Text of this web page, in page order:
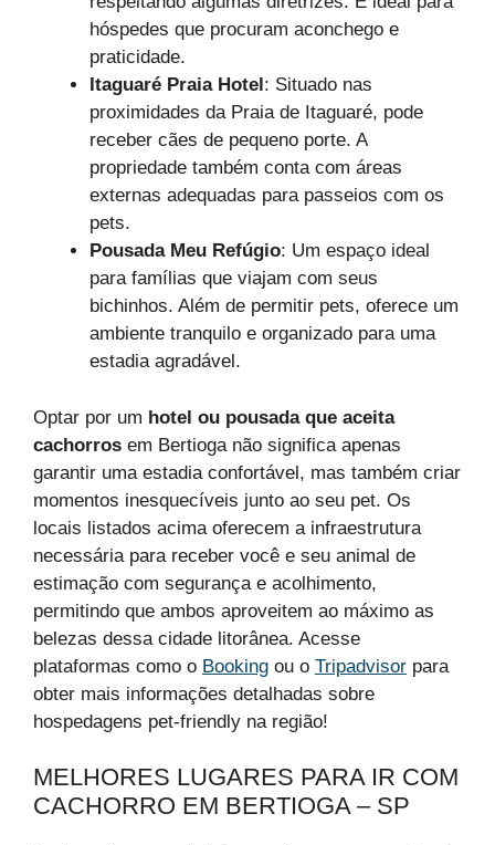
hóspedes que procuram aconchego e
praticidade.
Itaguaré Praia Hotel: Situado nas
proximidades da Praia de Itaguaré, pode
receber cães de pequeno porte. A
propriedade também conta com áreas
externas adequadas para passeios com os
pets.
Pousada Meu Refúgio: Um espaço ideal
para famílias que viajam com seus
bichinhos. Além de permitir pets, oferece um
ambiente tranquilo e organizado para uma
estadia agradável.
Optar por um hotel ou pousada que aceita
cachorros em Bertioga não significa apenas
garantir uma estadia confortável, mas também criar
momentos inesquecíveis junto ao seu pet. Os
locais listados acima oferecem a infraestrutura
necessária para receber você e seu animal de
estimação com segurança e acolhimento,
permitindo que ambos aproveitem ao máximo as
belezas dessa cidade litorânea. Acesse
plataformas como o Booking ou o Tripadvisor para
obter mais informações detalhadas sobre
hospedagens pet-friendly na região!
MELHORES LUGARES PARA IR COM
CACHORRO EM BERTIOGA – SP